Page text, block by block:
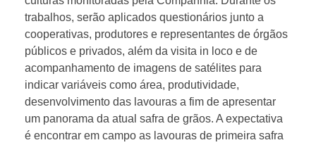
c
o
s
d
trabalhos, serão aplicados questionários junto a
cooperativas, produtores e representantes de órgãos
públicos e privados, além da visita in loco e de
acompanhamento de imagens de satélites para
indicar variáveis como área, produtividade,
desenvolvimento das lavouras a fim de apresentar
um panorama da atual safra de grãos. A expectativa
é encontrar em campo as lavouras de primeira safra